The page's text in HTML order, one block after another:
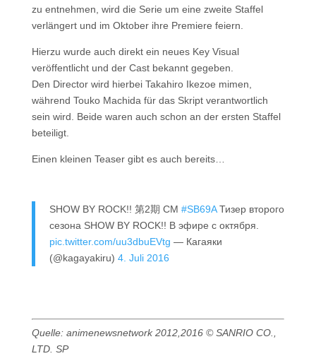
zu entnehmen, wird die Serie um eine zweite Staffel
verlängert und im Oktober ihre Premiere feiern.
Hierzu wurde auch direkt ein neues Key Visual
veröffentlicht und der Cast bekannt gegeben.
Den Director wird hierbei Takahiro Ikezoe mimen,
während Touko Machida für das Skript verantwortlich
sein wird. Beide waren auch schon an der ersten Staffel
beteiligt.
Einen kleinen Teaser gibt es auch bereits…
SHOW BY ROCK!! 第2期 CM #SB69AТизер второго
сезона SHOW BY ROCK!! В эфире с октября.
pic.twitter.com/uu3dbuEVtg — Кагаяки
(@kagayakiru) 4. Juli 2016
Quelle: animenewsnetwork 2012,2016 © SANRIO CO.,
LTD. SP